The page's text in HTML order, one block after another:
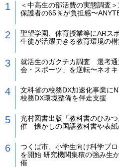
＜中高生の部活費の実態調査
保護者の65％が負担感〜
聖望学園、体育授業等にARス
生徒が活躍できる教育環境の
就活生のガクチカ調査 選考通
会・スポーツ」を逆転〜ネオ
文科省の校務DX加速化事業に
校務DX環境整備を伴走支援
光村図書出版「教科書のひみ
催 懐かしの国語教科書や表紙
つくば市、小学生向け科学プ
を開始 研究機関集積の強み生
催